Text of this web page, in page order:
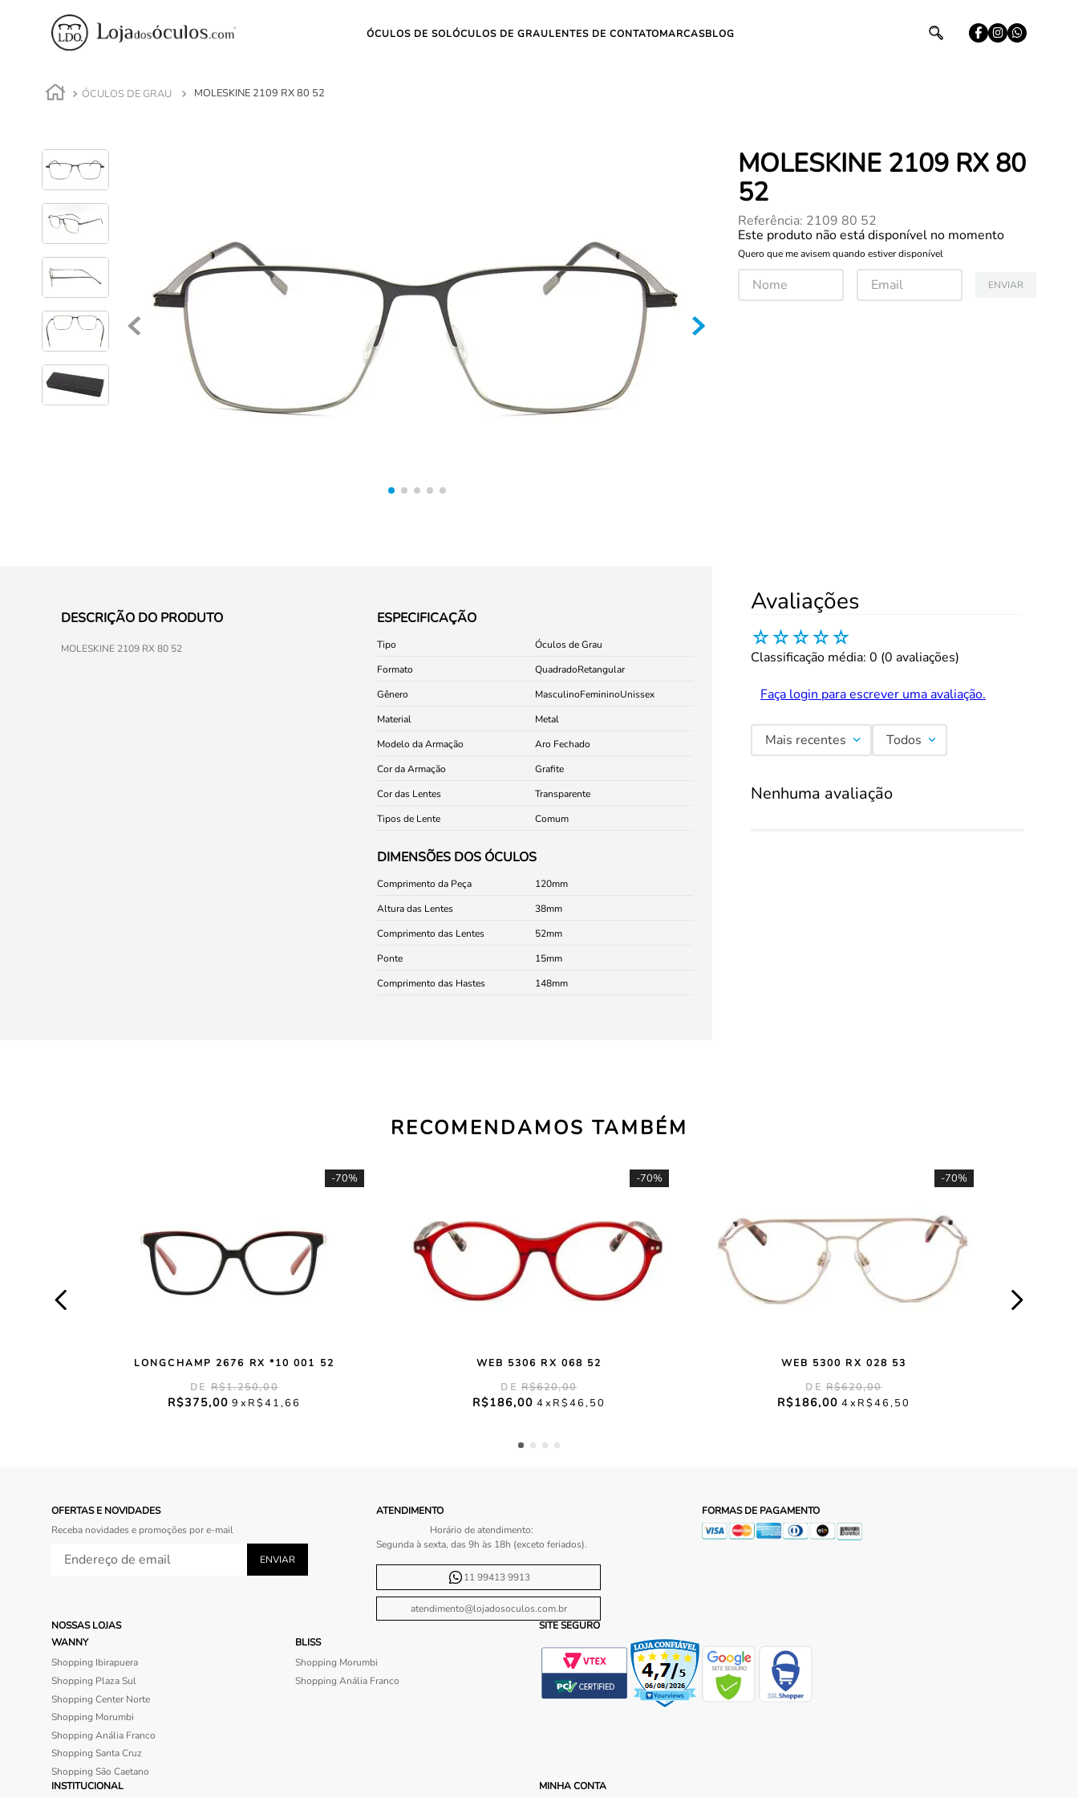
ÓCULOS DE SOLÓCULOS DE GRAULENTES DE CONTATOMARCASBLOG
ÓCULOS DE GRAU MOLESKINE 2109 RX 80 52
MOLESKINE 2109 RX 80
52
Referência: 2109 80 52
Este produto não está disponível no momento
Quero que me avisem quando estiver disponível
ENVIAR
DESCRIÇÃO DO PRODUTO
MOLESKINE 2109 RX 80 52
ESPECIFICAÇÃO
Tipo
Óculos de Grau
Formato
QuadradoRetangular
Gênero
MasculinoFemininoUnissex
Material
Metal
Modelo da Armação
Aro Fechado
Cor da Armação
Grafite
Cor das Lentes
Transparente
Tipos de Lente
Comum
DIMENSÕES DOS ÓCULOS
Comprimento da Peça
120
Altura das Lentes
38
Comprimento das Lentes
52
Ponte
15
Comprimento das Hastes
148
Avaliações
☆☆☆☆☆
Classificação média: 0 (0 avaliações)
Faça login para escrever uma avaliação.
Mais recentes Todos
Nenhuma avaliação
RECOMENDAMOS TAMBÉM
-70%
LONGCHAMP 2676 RX *10 001 52
R$1.250,00
R$375,00 9 R$41,66
-70%
WEB 5306 RX 068 52
R$620,00
R$186,00 4 R$46,50
-70%
WEB 5300 RX 028 53
R$620,00
R$186,00 4 R$46,50
OFERTAS E NOVIDADES
Receba novidades e promoções por e-mail
ATENDIMENTO
Horário de atendimento:
Segunda à sexta, das 9h às 18h (exceto feriados).
11 99413 9913
atendimento@lojadosoculos.com.br
FORMAS DE PAGAMENTO
NOSSAS LOJAS
WANNY
Shopping Ibirapuera
Shopping Plaza Sul
Shopping Center Norte
Shopping Morumbi
Shopping Anália Franco
Shopping Santa Cruz
Shopping São Caetano
BLISS
Shopping Morumbi
Shopping Anália Franco
SITE SEGURO
INSTITUCIONAL MINHA CONTA